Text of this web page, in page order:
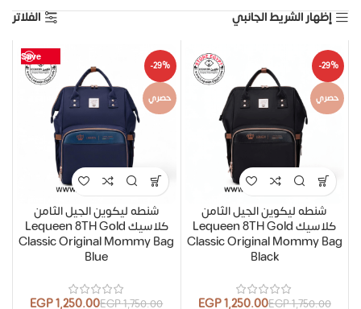
إظهار الشريط الجانبي
الفلاتر
Save
-29%
حصري
شنطه ليكوين الجيل الثامن
كلاسيك Lequeen 8TH Gold
Classic Original Mommy Bag
Black
1,750.00
EGP
1,250.00
EGP
Save
-29%
حصري
شنطه ليكوين الجيل الثامن
كلاسيك Lequeen 8TH Gold
Classic Original Mommy Bag
Blue
1,750.00
EGP
1,250.00
EGP
Save
Save
Save
Save
Save
Save
Save
Save
Save
Save